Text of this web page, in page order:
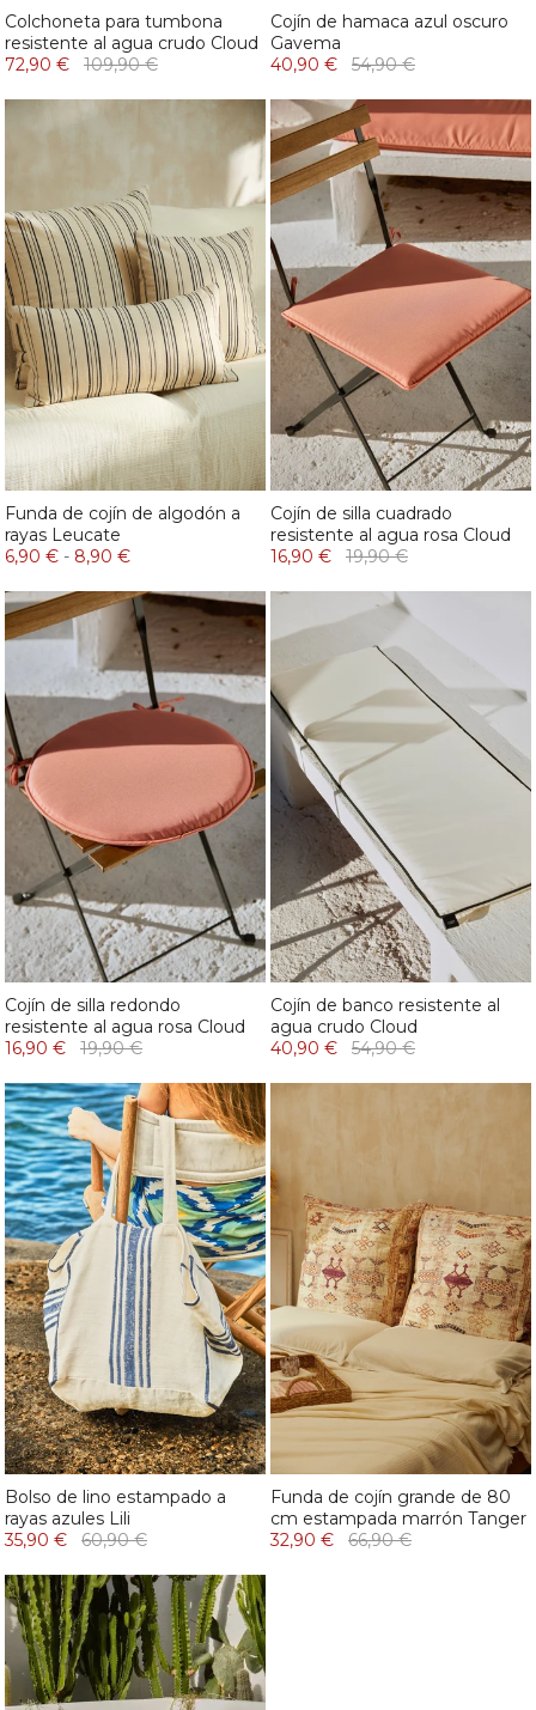
Colchoneta para tumbona
resistente al agua crudo Cloud
72,90 €
109,90 €
Cojín de hamaca azul oscuro
Gavema
40,90 €
54,90 €
Funda de cojín de algodón a
rayas Leucate
6,90 € - 8,90 €
Cojín de silla cuadrado
resistente al agua rosa Cloud
16,90 €
19,90 €
Cojín de silla redondo
resistente al agua rosa Cloud
16,90 €
19,90 €
Cojín de banco resistente al
agua crudo Cloud
40,90 €
54,90 €
Bolso de lino estampado a
rayas azules Lili
35,90 €
60,90 €
Funda de cojín grande de 80
cm estampada marrón Tanger
32,90 €
66,90 €